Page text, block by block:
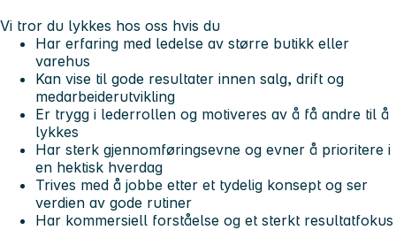
Vi tror du lykkes hos oss hvis du
Har erfaring med ledelse av større butikk eller
varehus
Kan vise til gode resultater innen salg, drift og
medarbeiderutvikling
Er trygg i lederrollen og motiveres av å få andre til å
lykkes
Har sterk gjennomføringsevne og evner å prioritere i
en hektisk hverdag
Trives med å jobbe etter et tydelig konsept og ser
verdien av gode rutiner
Har kommersiell forståelse og et sterkt resultatfokus